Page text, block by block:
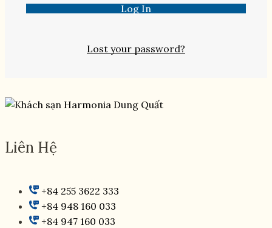
Log In
Lost your password?
Liên Hệ
+84 255 3622 333
+84 948 160 033
+84 947 160 033